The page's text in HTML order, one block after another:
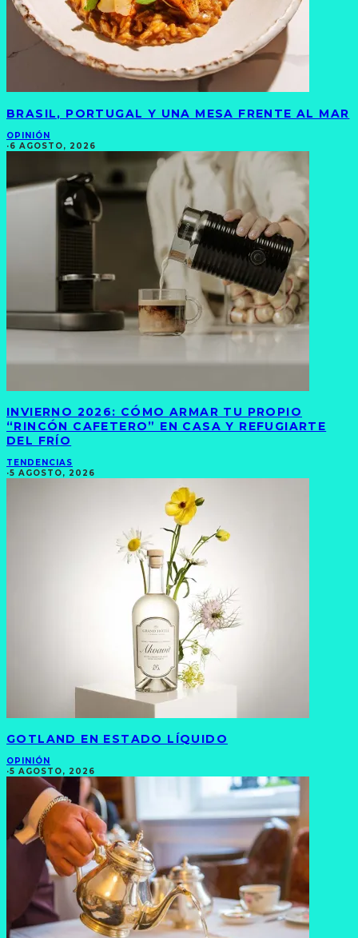
BRASIL, PORTUGAL Y UNA MESA FRENTE AL MAR
OPINIÓN
·6 AGOSTO, 2026
INVIERNO 2026: CÓMO ARMAR TU PROPIO
“RINCÓN CAFETERO” EN CASA Y REFUGIARTE
DEL FRÍO
TENDENCIAS
·5 AGOSTO, 2026
GOTLAND EN ESTADO LÍQUIDO
OPINIÓN
·5 AGOSTO, 2026